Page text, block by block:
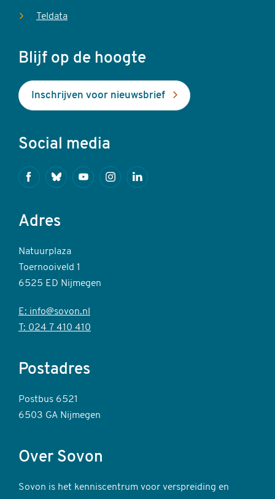
Teldata
Blijf op de hoogte
Inschrijven voor nieuwsbrief
Social media
FacebookBlueskyYoutubeInstagramLinkedin
Adres
Natuurplaza
Toernooiveld 1
6525 ED Nijmegen
E: info@sovon.nl
T: 024 7 410 410
Postadres
Postbus 6521
6503 GA Nijmegen
Over Sovon
Sovon is het kenniscentrum voor verspreiding en